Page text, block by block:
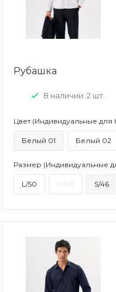
Рубашка
В наличии: 2 шт.
Цвет (Индивидуальные
Белый 01 Белый 02
Размер (Индивидуальные
L/50 S/46